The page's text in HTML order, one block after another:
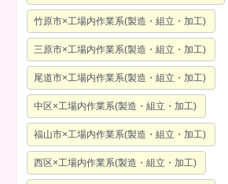
竹原市×工場内作業系(製造・組立・加工)
三原市×工場内作業系(製造・組立・加工)
尾道市×工場内作業系(製造・組立・加工)
中区×工場内作業系(製造・組立・加工)
福山市×工場内作業系(製造・組立・加工)
西区×工場内作業系(製造・組立・加工)